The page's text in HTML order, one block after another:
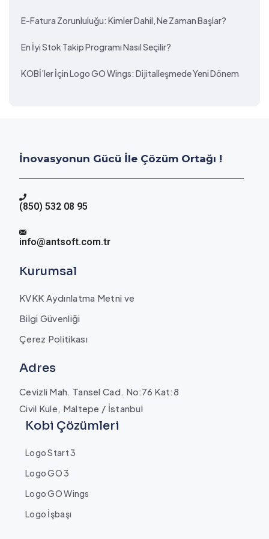
E-Fatura Zorunluluğu: Kimler Dahil, Ne Zaman Başlar?
En İyi Stok Takip Programı Nasıl Seçilir?
KOBİ’ler İçin Logo GO Wings: Dijitalleşmede Yeni Dönem
İnovasyonun Gücü İle Çözüm Ortağı !
(850) 532 08 95
info@antsoft.com.tr
Kurumsal
KVKK Aydınlatma Metni ve
Bilgi Güvenliği
Çerez Politikası
Adres
Cevizli Mah. Tansel Cad. No:76 Kat:8
Civil Kule, Maltepe / İstanbul
Kobi Çözümleri
Logo Start 3
Logo GO 3
Logo GO Wings
Logo İşbaşı